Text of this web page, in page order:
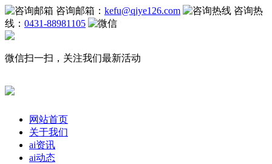
咨询邮箱： kefu@qiye126.com
咨询热
线： 0431-88981105
微信扫一扫，关注我们最新活动
网站首页
关于我们
ai资讯
ai动态